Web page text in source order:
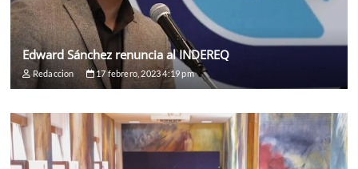
Edward Sánchez renuncia al INDEREQ
Redaccion 17 febrero, 2023 4:19 pm